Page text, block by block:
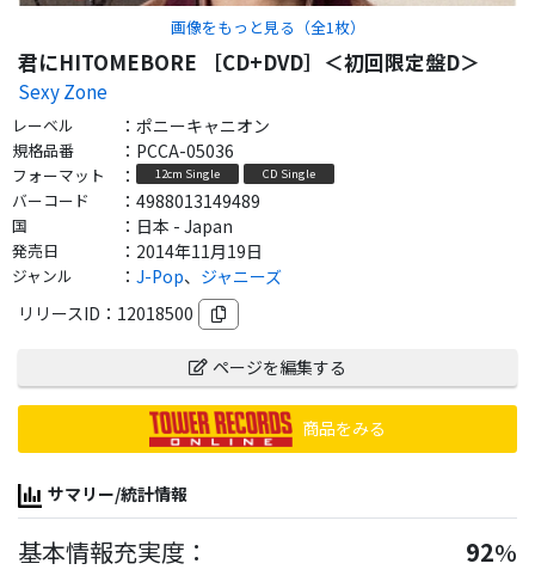
画像をもっと見る（全1 枚）
君にHITOMEBORE ［CD+DVD］＜初回限定盤D＞
Sexy Zone
レーベル ： ポニーキャニオン
規格品番 ： PCCA-05036
フォーマット ： 12cm Single CD Single
バーコード ： 4988013149489
国 ： 日本 - Japan
発売日 ： 2014年11月19日
ジャンル ： J-Pop、 ジャニーズ
リリースID： 12018500
ページを編集する
商品をみる
サマリー/統計情報
基本情報充実度： 92%